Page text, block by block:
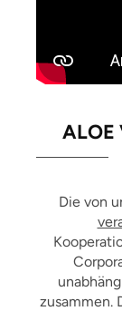
ALOE
Die von
zusammen.